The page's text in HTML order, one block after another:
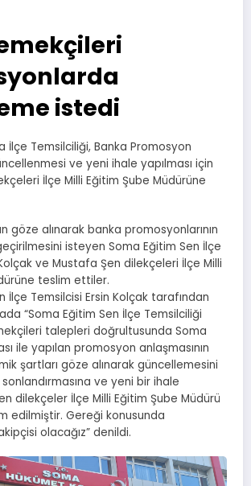
istedi
İlçe Temsilciliği, Banka Promosyon
ve yeni ihale yapılması için
İlçe Milli Eğitim Şube Müdürüne
göze alınarak banka promosyonlarının
isteyen Soma Eğitim Sen İlçe
ve Mustafa Şen dilekçeleri İlçe Milli
teslim ettiler.
İlçe Temsilcisi Ersin Kolçak tarafından
“Soma Eğitim Sen İlçe Temsilciliği
talepleri doğrultusunda Soma
ile yapılan promosyon anlaşmasının
şartları göze alınarak güncellemesini
ve yeni bir ihale
dilekçeler İlçe Milli Eğitim Şube Müdürü
edilmiştir. Gereği konusunda
olacağız” denildi.